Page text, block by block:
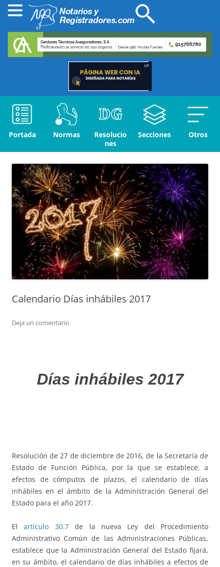
Portada Normas
Resolucio
nes
Secciones Otros
Calendario Días inhábiles 2017
Deja un comentario
Días inhábiles 2017
Resolución de 27 de diciembre de 2016, de la Secretaría de
Estado de Función Pública, por la que se establece, a
efectos de cómputos de plazos, el calendario de días
inhábiles en el ámbito de la Administración General del
Estado para el año 2017.
Elartículo 30.7de la nueva Ley del Procedimiento
Administrativo Común de las Administraciones Públicas,
establece que la Administración General del Estado fijará,
en su ámbito, el calendario de días inhábiles a efectos de